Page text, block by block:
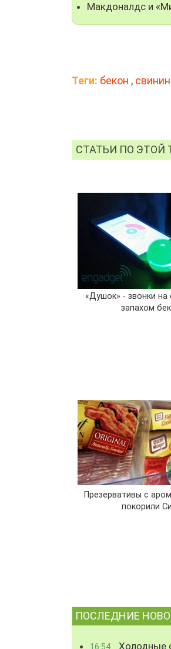
Макдоналдс и
Теги: бекон ,
СТАТЬИ ПО ЭТОЙ
«Душок» - звонки на
запахом
Презервативы с
покорили
ПОСЛЕДНИЕ
16:54 Холодные